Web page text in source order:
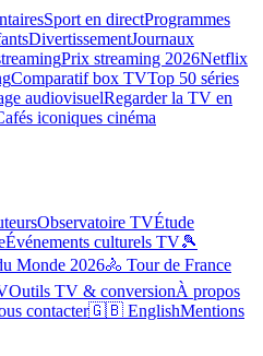
Sport en directProgrammes
DivertissementJournaux
Prix streaming 2026Netflix
Comparatif box TVTop 50 séries
audiovisuelRegarder la TV en
iconiques cinéma
Observatoire TVÉtude
Événements culturels TV🎾
Monde 2026🚴 Tour de France
Outils TV & conversionÀ propos
contacter🇬🇧 EnglishMentions